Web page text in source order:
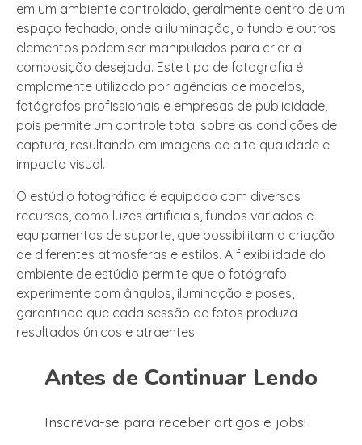
em um ambiente controlado, geralmente dentro de um
espaço fechado, onde a iluminação, o fundo e outros
elementos podem ser manipulados para criar a
composição desejada. Este tipo de fotografia é
amplamente utilizado por agências de modelos,
fotógrafos profissionais e empresas de publicidade,
pois permite um controle total sobre as condições de
captura, resultando em imagens de alta qualidade e
impacto visual.
O estúdio fotográfico é equipado com diversos
recursos, como luzes artificiais, fundos variados e
equipamentos de suporte, que possibilitam a criação
de diferentes atmosferas e estilos. A flexibilidade do
ambiente de estúdio permite que o fotógrafo
experimente com ângulos, iluminação e poses,
garantindo que cada sessão de fotos produza
resultados únicos e atraentes.
Antes de Continuar Lendo
Inscreva-se para receber artigos e jobs!